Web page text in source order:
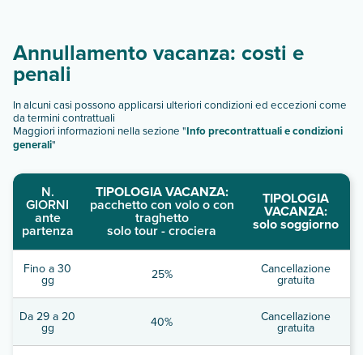
Annullamento vacanza: costi e
penali
In alcuni casi possono applicarsi ulteriori condizioni ed eccezioni come
da termini contrattuali
Maggiori informazioni nella sezione "Info precontrattuali e condizioni
generali"
N.
GIORNI
ante
partenza
TIPOLOGIA VACANZA:
pacchetto con volo o con
traghetto
solo tour - crociera
TIPOLOGIA
VACANZA:
solo soggiorno
Fino a 30
gg 25% Cancellazione
gratuita
Da 29 a 20
gg 40% Cancellazione
gratuita